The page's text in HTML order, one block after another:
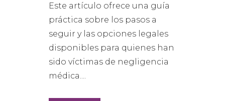
Este artículo ofrece una guía
práctica sobre los pasos a
seguir y las opciones legales
disponibles para quienes han
sido víctimas de negligencia
médica....